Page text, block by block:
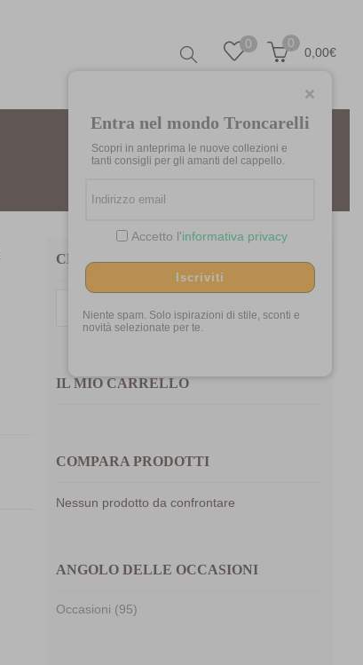
Entra nel mondo Troncarelli
Scopri in anteprima le nuove collezioni e
tanti consigli per gli amanti del cappello.
Accetto l'informativa privacy
Iscriviti
Niente spam. Solo ispirazioni di stile, sconti e
novità selezionate per te.
0 0
0,00€
CERCA TRA I NOSTRI PRODOTTI
IL MIO CARRELLO
COMPARA PRODOTTI
Nessun prodotto da confrontare
ANGOLO DELLE OCCASIONI
Occasioni (95)